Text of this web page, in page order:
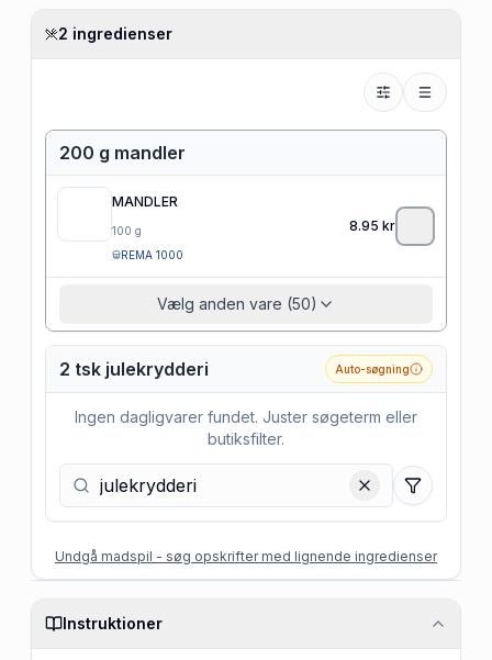
2 ingredienser
200 g mandler
MANDLER
100 g
REMA 1000
8.95 kr
Vælg anden vare (50)
2 tsk julekrydderi Auto-søgning
Ingen dagligvarer fundet. Juster søgeterm eller
butiksfilter.
Filtre
Undgå madspil - søg opskrifter med lignende ingredienser
Instruktioner